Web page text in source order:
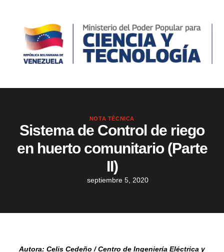
NOTA TÉCNICA
Sistema de Control de riego
en huerto comunitario (Parte
II)
septiembre 5, 2020
Autora: Celis Cedeño / Centro de Ingeniería Eléctrica y